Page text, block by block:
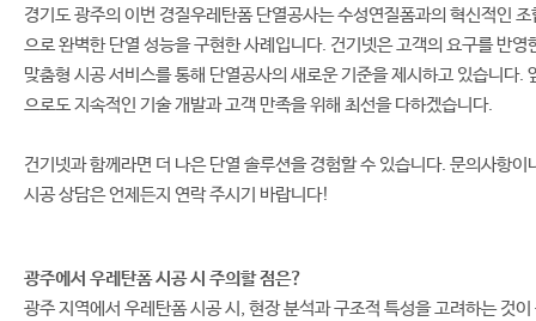
경기도 광주의 이번 경질우레탄폼 단열공사는 수성연질폼과의 혁신적인 조
으로 완벽한 단열 성능을 구현한 사례입니다. 건기넷은 고객의 요구를 반영
맞춤형 시공 서비스를 통해 단열공사의 새로운 기준을 제시하고 있습니다.
으로도 지속적인 기술 개발과 고객 만족을 위해 최선을 다하겠습니다.
건기넷과 함께라면 더 나은 단열 솔루션을 경험할 수 있습니다. 문의사항이
시공 상담은 언제든지 연락 주시기 바랍니다!
광주에서 우레탄폼 시공 시 주의할 점은?
광주 지역에서 우레탄폼 시공 시, 현장 분석과 구조적 특성을 고려하는 것이